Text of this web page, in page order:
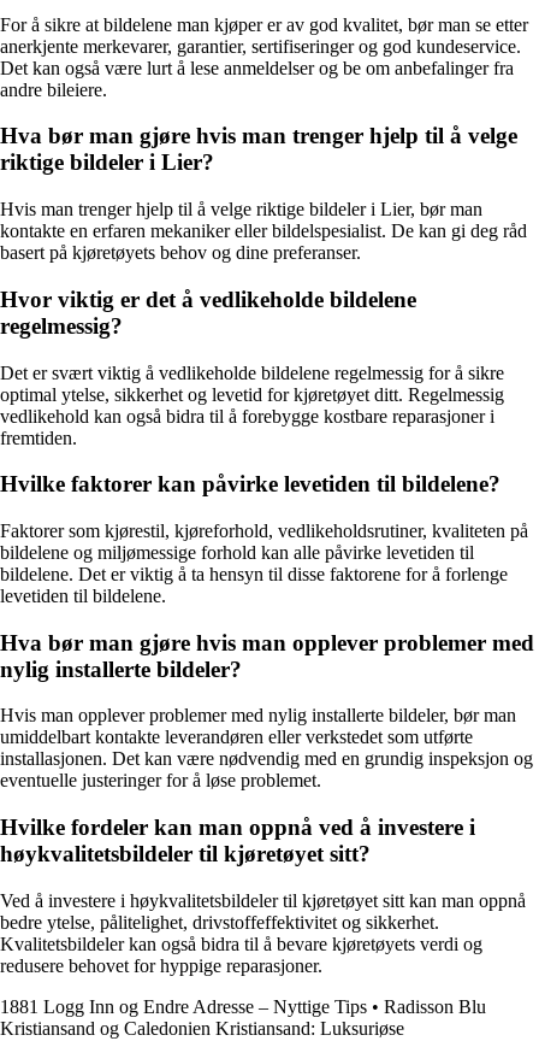
For å sikre at bildelene man kjøper er av god kvalitet, bør man se etter
anerkjente merkevarer, garantier, sertifiseringer og god kundeservice.
Det kan også være lurt å lese anmeldelser og be om anbefalinger fra
andre bileiere.
Hva bør man gjøre hvis man trenger hjelp til å velge
riktige bildeler i Lier?
Hvis man trenger hjelp til å velge riktige bildeler i Lier, bør man
kontakte en erfaren mekaniker eller bildelspesialist. De kan gi deg råd
basert på kjøretøyets behov og dine preferanser.
Hvor viktig er det å vedlikeholde bildelene
regelmessig?
Det er svært viktig å vedlikeholde bildelene regelmessig for å sikre
optimal ytelse, sikkerhet og levetid for kjøretøyet ditt. Regelmessig
vedlikehold kan også bidra til å forebygge kostbare reparasjoner i
fremtiden.
Hvilke faktorer kan påvirke levetiden til bildelene?
Faktorer som kjørestil, kjøreforhold, vedlikeholdsrutiner, kvaliteten på
bildelene og miljømessige forhold kan alle påvirke levetiden til
bildelene. Det er viktig å ta hensyn til disse faktorene for å forlenge
levetiden til bildelene.
Hva bør man gjøre hvis man opplever problemer med
nylig installerte bildeler?
Hvis man opplever problemer med nylig installerte bildeler, bør man
umiddelbart kontakte leverandøren eller verkstedet som utførte
installasjonen. Det kan være nødvendig med en grundig inspeksjon og
eventuelle justeringer for å løse problemet.
Hvilke fordeler kan man oppnå ved å investere i
høykvalitetsbildeler til kjøretøyet sitt?
Ved å investere i høykvalitetsbildeler til kjøretøyet sitt kan man oppnå
bedre ytelse, pålitelighet, drivstoffeffektivitet og sikkerhet.
Kvalitetsbildeler kan også bidra til å bevare kjøretøyets verdi og
redusere behovet for hyppige reparasjoner.
1881 Logg Inn og Endre Adresse – Nyttige Tips • Radisson Blu
Kristiansand og Caledonien Kristiansand: Luksuriøse